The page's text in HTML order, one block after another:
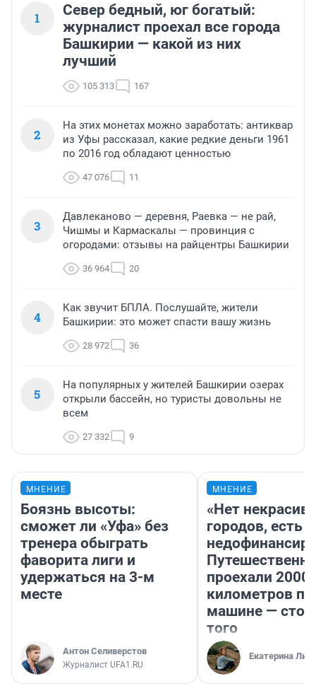
1
Север бедный, юг богатый:
журналист проехал все города
Башкирии — какой из них
лучший
105 313 167
2
На этих монетах можно заработать: антиквар
из Уфы рассказал, какие редкие деньги 1961
по 2016 год обладают ценностью
47 076 11
3
Давлеканово — деревня, Раевка — не рай,
Чишмы и Кармаскалы — провинция с
огородами: отзывы на райцентры Башкирии
36 964 20
4
Как звучит БПЛА. Послушайте, жители
Башкирии: это может спасти вашу жизнь
28 972 36
5
На популярных у жителей Башкирии озерах
открыли бассейн, но туристы довольны не
всем
27 332 9
МНЕНИЕ
Боязнь высоты:
сможет ли «Уфа» без
тренера обыграть
фаворита лиги и
удержаться на 3-м
месте
Антон Селиверстов
Журналист UFA1.RU
МНЕНИЕ
«Нет
городов, есть
проехали 2000
километров по
машине —
того
Екатерина